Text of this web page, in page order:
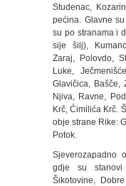
Studenac,
pećina. Glavne
su po stranama i
sije šilj),
Zaraj, Polovdo,
Luke,
Glavičica, Bašče,
Njiva, Ravne,
Krč, Ćimilića Krč.
obje strane Rike:
Potok.
Sjeverozapadno
gdje su
Šikotovine,